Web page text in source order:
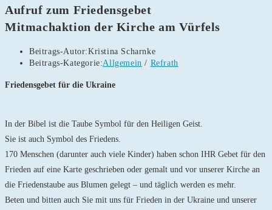
Aufruf zum Friedensgebet
Mitmachaktion der Kirche am Vürfels
Beitrags-Autor:Kristina Scharnke
Beitrags-Kategorie:Allgemein / Refrath
Friedensgebet für die Ukraine
In der Bibel ist die Taube Symbol für den Heiligen Geist.
Sie ist auch Symbol des Friedens.
170 Menschen (darunter auch viele Kinder) haben schon IHR Gebet für den
Frieden auf eine Karte geschrieben oder gemalt und vor unserer Kirche an
die Friedenstaube aus Blumen gelegt – und täglich werden es mehr.
Beten und bitten auch Sie mit uns für Frieden in der Ukraine und unserer